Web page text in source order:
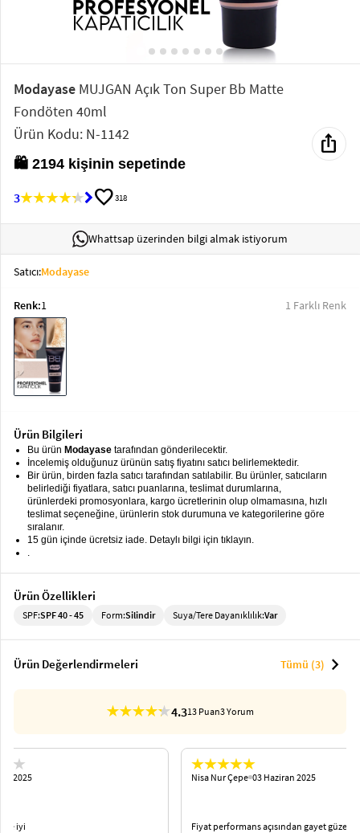
T-Shirt
Ev
Giyimkeyboard_arrow_down
Takımlarkeyboard_arrow_down
Alt
Giyim keyboard_arrow_down
Dış
Giyimkeyboard_arrow_down
Tesettür
Giyim
keyboard_arrow_down
Büyük
Bedenkeyboard_arrow_down
Giyim
Modayase MUJGAN Açık Ton Super Bb Matte
Fondöten 40ml
Ürün Kodu: N-1142
🛍️ 2194 kişinin sepetinde
3 favorite318
ios_share
Whattsap üzerinden bilgi almak istiyorum
Satıcı:Modayase
Renk:1 1 Farklı Renk
Ürün Bilgileri
Bu ürün Modayase tarafından gönderilecektir.
İncelemiş olduğunuz ürünün satış fiyatını satıcı belirlemektedir.
Bir ürün, birden fazla satıcı tarafından satılabilir. Bu ürünler, satıcıların
belirlediği fiyatlara, satıcı puanlarına, teslimat durumlarına,
ürünlerdeki promosyonlara, kargo ücretlerinin olup olmamasına, hızlı
teslimat seçeneğine, ürünlerin stok durumuna ve kategorilerine göre
sıralanır.
15 gün içinde ücretsiz iade. Detaylı bilgi için tıklayın.
Ürün Özellikleri
SPF:SPF 40 - 45 Form:Silindir Suya/Tere Dayanıklılık:Var
Ürün Değerlendirmeleri Tümü (3) chevron_right
4.313 Puan3 Yorum
03 Haziran 2025
Fiyat performans açısından gayet güzel
***** *****
Çok güzel